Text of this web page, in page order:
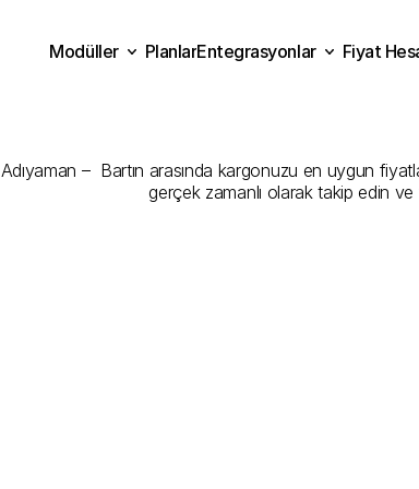
Adıyaman –  Bartın arasında kargonuzu en uygun
gerçek zamanlı olarak takip edin
Modüller
PlanlarEntegrasyonlar
Fiyat